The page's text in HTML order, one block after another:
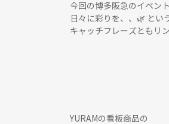
今回の博多阪急のイベン
日々に彩りを、、🌿‬ とい
キャッチフレーズともリ
YURAMの看板商品の